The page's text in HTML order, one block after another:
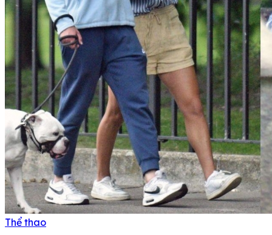
Thể thao